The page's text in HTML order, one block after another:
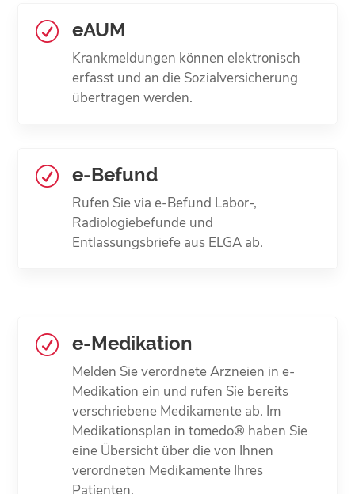
R eAUM
Krankmeldungen können elektronisch
erfasst und an die Sozialversicherung
übertragen werden.
R e-Befund
Rufen Sie via e-Befund Labor-,
Radiologiebefunde und
Entlassungsbriefe aus ELGA ab.
R e-Medikation
Melden Sie verordnete Arzneien in e-
Medikation ein und rufen Sie bereits
verschriebene Medikamente ab. Im
Medikations­plan in tomedo® haben Sie
eine Übersicht über die von Ihnen
verordneten Medikamente Ihres